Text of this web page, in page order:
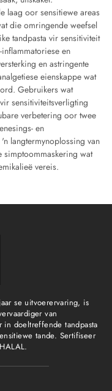
laag oor sensitiewe areas
die omringende weefsel
tandpasta vir sensitiviteit
en
en astringente
eienskappe wat
Gebruikers wat
sensitiviteitsverligting
verbetering oor twee
en
langtermynoplossing van
simptoommaskering wat
vereis.
se uitvoerervaring, is
van
in doeltreffende tandpasta
tande. Sertifiseer